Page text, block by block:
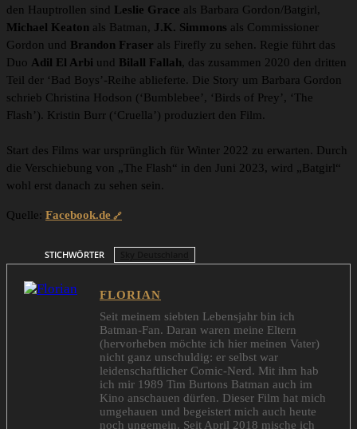
den Hauptrollen sind Leslie Grace als Barbara Gordon/Batgirl,
Michael Keaton als Batman, J.K. Simmons als Commissioner
Gordon und Brandon Fraser als Firefly zu sehen. Regie führt das
Duo Adil El Arbi und Bilall Fallah, das zusammen 2020 den dritten
Teil der ‘Bad Boys’-Reihe ablieferte. Die Story um Barbara Gordon
schrieb Christina Hodson (‘Bumblebee’, ‘Birds of Prey’, ‘The
Flash’). Kristin Burr (‘Cruella’) produziert den Film.
Start des Films war ursprünglich für Winter 2022 zu erwarten. Durch
die Verschiebung von „The Flash“ in den Juni 2023, wird „Batgirl“
wohl erst danach zu sehen sein.
Quelle: Facebook.de
STICHWÖRTER
FLORIAN
Seit meinem siebten Lebensjahr bin ich
Batman-Fan. Daran waren meine Eltern
(hervorheben möchte ich hier meinen Vater)
nicht ganz unschuldig: er selbst war
leidenschaftlicher Comic-Nerd. Mit ihm hab
ich mir 1989 Tim Burtons Batman auch im
Kino anschauen dürfen. Dieser Film hat mich
umgehauen und begeistert mich auch heute
noch ungemein. Seit April 2018 mische ich